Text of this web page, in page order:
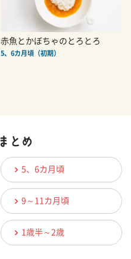
赤魚とかぼちゃのとろとろ
5、6カ月頃（初期）
5、6カ月頃
9～11カ月頃
1歳半～2歳